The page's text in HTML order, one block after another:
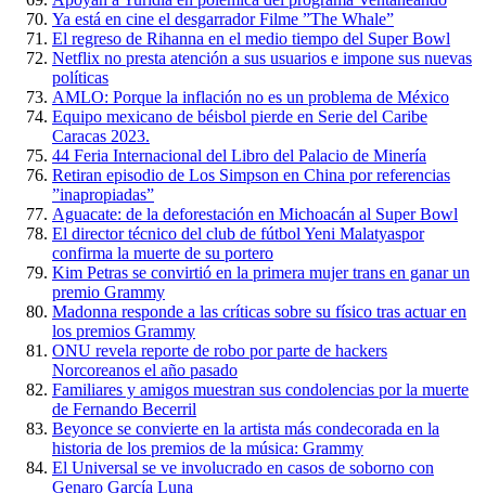
Ya está en cine el desgarrador Filme ”The Whale”
El regreso de Rihanna en el medio tiempo del Super Bowl
Netflix no presta atención a sus usuarios e impone sus nuevas
políticas
AMLO: Porque la inflación no es un problema de México
Equipo mexicano de béisbol pierde en Serie del Caribe
Caracas 2023.
44 Feria Internacional del Libro del Palacio de Minería
Retiran episodio de Los Simpson en China por referencias
”inapropiadas”
Aguacate: de la deforestación en Michoacán al Super Bowl
El director técnico del club de fútbol Yeni Malatyaspor
confirma la muerte de su portero
Kim Petras se convirtió en la primera mujer trans en ganar un
premio Grammy
Madonna responde a las críticas sobre su físico tras actuar en
los premios Grammy
ONU revela reporte de robo por parte de hackers
Norcoreanos el año pasado
Familiares y amigos muestran sus condolencias por la muerte
de Fernando Becerril
Beyonce se convierte en la artista más condecorada en la
historia de los premios de la música: Grammy
El Universal se ve involucrado en casos de soborno con
Genaro García Luna